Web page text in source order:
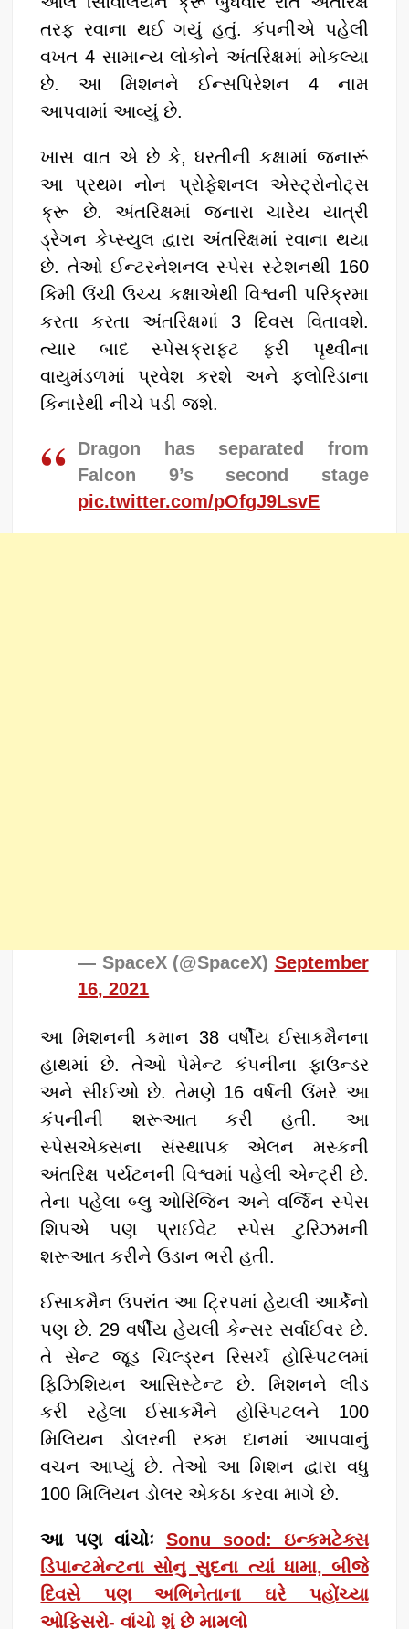
તરફ રવાના થઈ ગયું હતું. કંપનીએ પહેલી
વખત 4 સામાન્ય લોકોને અંતરિક્ષમાં મોકલ્યા
છે. આ મિશનને ઈન્સપિરેશન 4 નામ
આપવામાં આવ્યું છે.
ખાસ વાત એ છે કે, ધરતીની કક્ષામાં જનારૂં
આ પ્રથમ નોન પ્રોફેશનલ એસ્ટ્રોનોટ્સ
ક્રૂ છે. અંતરિક્ષમાં જનારા ચારેય યાત્રી
ડ્રેગન કેપ્સ્યુલ દ્વારા અંતરિક્ષમાં રવાના થયા
છે. તેઓ ઈન્ટરનેશનલ સ્પેસ સ્ટેશનથી 160
કિમી ઉંચી ઉચ્ચ કક્ષાએથી વિશ્વની પરિક્રમા
કરતા કરતા અંતરિક્ષમાં 3 દિવસ વિતાવશે.
ત્યાર બાદ સ્પેસક્રાફ્ટ ફરી પૃથ્વીના
વાયુમંડળમાં પ્રવેશ કરશે અને ફ્લોરિડાના
કિનારેથી નીચે પડી જશે.
Dragon has separated from
Falcon 9’s second stage
pic.twitter.com/pOfgJ9LsvE
— SpaceX (@SpaceX) September
16, 2021
આ મિશનની કમાન 38 વર્ષીય ઈસાકમૈનના
હાથમાં છે. તેઓ પેમેન્ટ કંપનીના ફાઉન્ડર
અને સીઈઓ છે. તેમણે 16 વર્ષની ઉંમરે આ
કંપનીની શરૂઆત કરી હતી. આ
સ્પેસએક્સના સંસ્થાપક એલન મસ્કની
અંતરિક્ષ પર્યટનની વિશ્વમાં પહેલી એન્ટ્રી છે.
તેના પહેલા બ્લુ ઓરિજિન અને વર્જિન સ્પેસ
શિપએ પણ પ્રાઈવેટ સ્પેસ ટુરિઝમની
શરૂઆત કરીને ઉડાન ભરી હતી.
ઈસાકમૈન ઉપરાંત આ ટ્રિપમાં હેયલી આર્કેનો
પણ છે. 29 વર્ષીય હેયલી કેન્સર સર્વાઈવર છે.
તે સેન્ટ જૂડ ચિલ્ડ્રન રિસર્ચ હોસ્પિટલમાં
ફિઝિશિયન આસિસ્ટેન્ટ છે. મિશનને લીડ
કરી રહેલા ઈસાકમૈને હોસ્પિટલને 100
મિલિયન ડોલરની રકમ દાનમાં આપવાનું
વચન આપ્યું છે. તેઓ આ મિશન દ્વારા વધુ
100 મિલિયન ડોલર એકઠા કરવા માગે છે.
આ પણ વાંચોઃ Sonu sood: ઇન્કમટેક્સ
ડિપાન્ટમેન્ટના સોનુ સુદના ત્યાં ધામા, બીજે
દિવસે પણ અભિનેતાના ઘરે પહોંચ્યા
ઓફિસરો- વાંચો શું છે મામલો